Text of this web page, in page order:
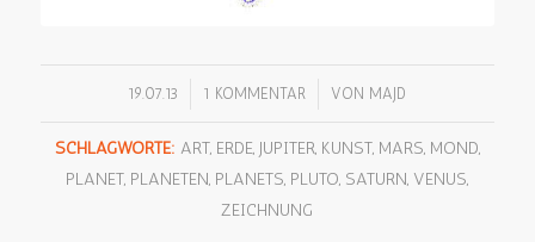
19.07.13 1 KOMMENTAR
/ VON MAJD
SCHLAGWORTE: ART, ERDE, JUPITER, KUNST, MARS, MOND,
PLANET, PLANETEN, PLANETS, PLUTO, SATURN, VENUS,
ZEICHNUNG